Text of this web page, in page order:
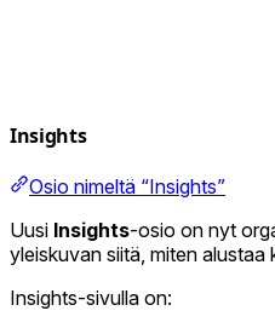
Insights
Osio nimeltä “Insights”
Uusi Insights-osio on nyt
yleiskuvan siitä, miten
Insights-sivulla on: